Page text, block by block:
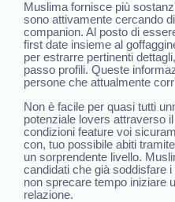
Muslima fornisce più
sono attivamente cercando
companion. Al posto di
first date insieme al
per estrarre pertinenti
passo profili. Queste
persone che attualmente
Non è facile per quasi tutti
potenziale lovers attraverso
condizioni feature voi
con, tuo possibile abiti
un sorprendente livello.
candidati che già soddisfare
non sprecare tempo iniziare
relazione.